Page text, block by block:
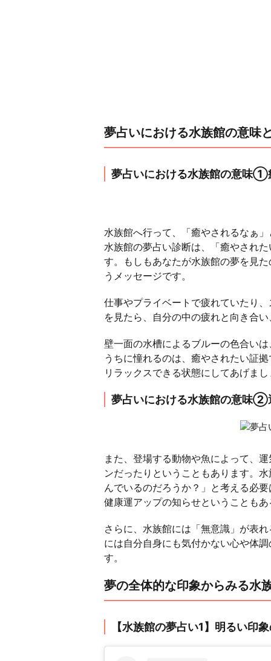
夢占いにおける水族館の意味
夢占いにおける水族館の意味①
水族館へ行って、「癒やされるなぁ
水族館の夢占い診断は、「癒やされ
す。もしもあなたが水族館の夢を見
うメッセージです。
仕事やプライベートで疲れていたり
を見たら、自分の中の疲れと向き合
壁一面の水槽によるブルーの色合い
うちに憧れるのは、癒やされたい証
リラックスできる状態にしてあげま
夢占いにおける水族館の意味②
また、登場する動物や魚によって、
ンだったりということもあります。
んでいるのだろうか？」と考える必
健康運アップの知らせということも
さらに、水族館には「無意識」が表
には自分自身にも気付かない心や体
す。
夢の全体的な印象からみる水
【水族館の夢占い1】明るい印